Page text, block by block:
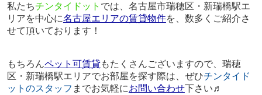
私たちチンタイドット では、名古屋市瑞穂区・新瑞橋駅エ
リアを中心に名古屋エリアの賃貸物件を、数多くご紹介さ
せて頂いております！
もちろんペット可賃貸もたくさんございますので、瑞穂
区・新瑞橋駅エリアでお部屋を探す際は、ぜひチンタイド
ットのスタッフ までお気軽にお問い合わせ下さい♬